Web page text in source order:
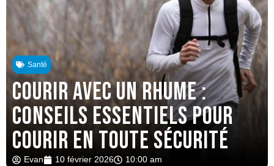
Santé
Courir avec un rhume :
conseils essentiels pour
courir en toute sécurité
Evan 10 février 2026 10:00 am